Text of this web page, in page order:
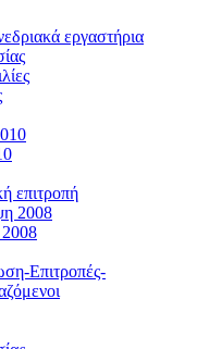
εργαστήρια
επιτροπή
2008
Επιτροπές-